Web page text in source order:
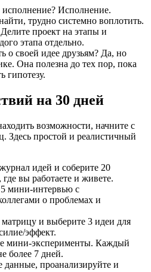
Исполнение.
трудно системно воплотить.
проект на этапы и
этапа отдельно.
о своей идее друзьям? Да, но
Она полезна до тех пор, пока
гипотезу.
на 30 дней
возможности, начните с
Здесь простой и реалистичный
идей и соберите 20
вы работаете и живете.
мини-интервью с
о проблемах и
матрицу и выберите 3 идеи для
эффект.
мини-эксперименты. Каждый
более 7 дней.
данные, проанализируйте и